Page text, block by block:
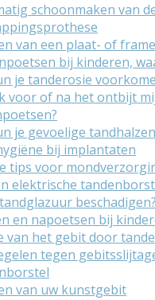
schoonmaken van
van een plaat- of
bij kinderen,
je tanderosie
voor of na het ontbijt
je gevoelige
bij implantaten
tips voor
elektrische
beschadigen?
en napoetsen bij
van het gebit door
tegen
van uw kunstgebit